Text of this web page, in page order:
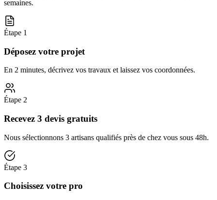
semaines.
Étape 1
Déposez votre projet
En 2 minutes, décrivez vos travaux et laissez vos coordonnées.
Étape 2
Recevez 3 devis gratuits
Nous sélectionnons 3 artisans qualifiés près de chez vous sous 48h.
Étape 3
Choisissez votre pro